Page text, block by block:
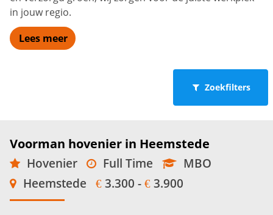
in jouw regio.
Lees meer
Zoekfilters
Voorman hovenier in Heemstede
Hovenier Full Time
MBO
Heemstede
€ 3.300 - € 3.900